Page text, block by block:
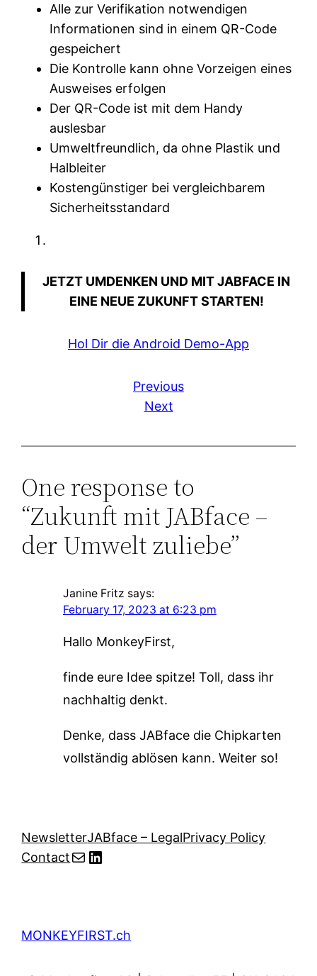
Alle zur Verifikation notwendigen
Informationen sind in einem QR-Code
gespeichert
Die Kontrolle kann ohne Vorzeigen eines
Ausweises erfolgen
Der QR-Code ist mit dem Handy
auslesbar
Umweltfreundlich, da ohne Plastik und
Halbleiter
Kostengünstiger bei vergleichbarem
Sicherheitsstandard
JETZT UMDENKEN UND MIT JABFACE IN
EINE NEUE ZUKUNFT STARTEN!
Hol Dir die Android Demo-App
Previous
Next
One response to
“Zukunft mit JABface –
der Umwelt zuliebe”
Janine Fritz says:
February 17, 2023 at 6:23 pm
Hallo MonkeyFirst,
finde eure Idee spitze! Toll, dass ihr
nachhaltig denkt.
Denke, dass JABface die Chipkarten
vollständig ablösen kann. Weiter so!
NewsletterJABface – LegalPrivacy Policy
ContactMailLinkedIn
MONKEYFIRST.ch